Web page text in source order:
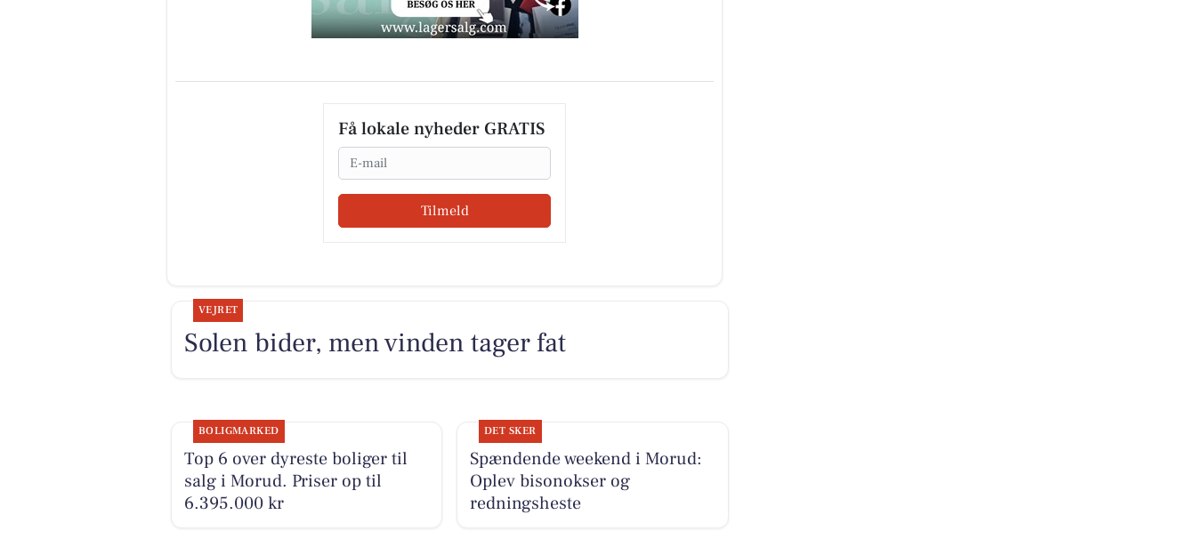
Få lokale nyheder GRATIS
Email
Tilmeld
VEJRET
Solen bider, men vinden tager fat
BOLIGMARKED
Top 6 over dyreste boliger til
salg i Morud. Priser op til
6.395.000 kr
DET SKER
Spændende weekend i Morud:
Oplev bisonokser og
redningsheste